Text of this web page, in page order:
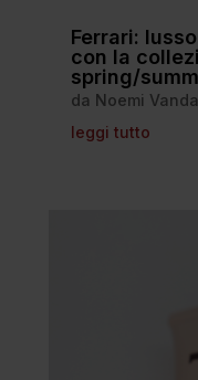
Ferrari:
con la
spring/
da Noemi
leggi tutto